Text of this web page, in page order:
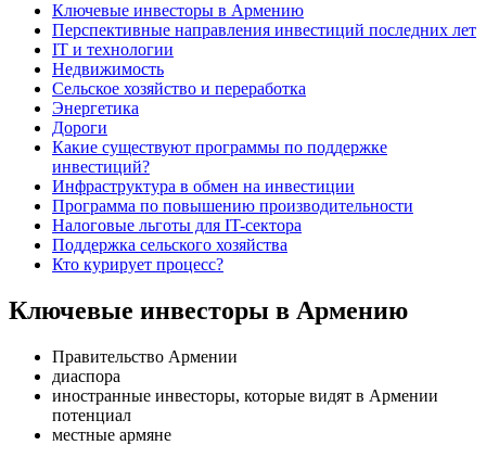
Ключевые инвесторы в Армению
Перспективные направления инвестиций последних лет
IT и технологии
Недвижимость
Сельское хозяйство и переработка
Энергетика
Дороги
Какие существуют программы по поддержке
инвестиций?
Инфраструктура в обмен на инвестиции
Программа по повышению производительности
Налоговые льготы для IT-сектора
Поддержка сельского хозяйства
Кто курирует процесс?
Ключевые инвесторы в Армению
Правительство Армении
диаспора
иностранные инвесторы, которые видят в Армении
потенциал
местные армяне